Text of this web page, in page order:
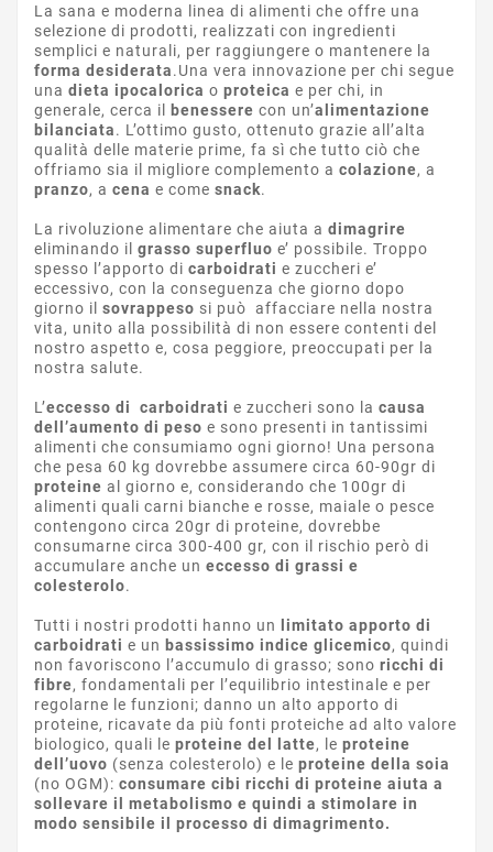
La sana e moderna linea di alimenti che offre una
selezione di prodotti, realizzati con ingredienti
semplici e naturali, per raggiungere o mantenere la
forma desiderata.Una vera innovazione per chi segue
una dieta ipocalorica o proteica e per chi, in
generale, cerca il benessere con un’alimentazione
bilanciata. L’ottimo gusto, ottenuto grazie all’alta
qualità delle materie prime, fa sì che tutto ciò che
offriamo sia il migliore complemento a colazione, a
pranzo, a cena e come snack.
La rivoluzione alimentare che aiuta a dimagrire
eliminando il grasso superfluo e’ possibile. Troppo
spesso l’apporto di carboidrati e zuccheri e’
eccessivo, con la conseguenza che giorno dopo
giorno il sovrappeso si può affacciare nella nostra
vita, unito alla possibilità di non essere contenti del
nostro aspetto e, cosa peggiore, preoccupati per la
nostra salute.
L’eccesso di carboidrati e zuccheri sono la causa
dell’aumento di peso e sono presenti in tantissimi
alimenti che consumiamo ogni giorno! Una persona
che pesa 60 kg dovrebbe assumere circa 60-90gr di
proteine al giorno e, considerando che 100gr di
alimenti quali carni bianche e rosse, maiale o pesce
contengono circa 20gr di proteine, dovrebbe
consumarne circa 300-400 gr, con il rischio però di
accumulare anche un eccesso di grassi e
colesterolo.
Tutti i nostri prodotti hanno un limitato apporto di
carboidrati e un bassissimo indice glicemico, quindi
non favoriscono l’accumulo di grasso; sono ricchi di
fibre, fondamentali per l’equilibrio intestinale e per
regolarne le funzioni; danno un alto apporto di
proteine, ricavate da più fonti proteiche ad alto valore
biologico, quali le proteine del latte, le proteine
dell’uovo (senza colesterolo) e le proteine della soia
(no OGM): consumare cibi ricchi di proteine aiuta a
sollevare il metabolismo e quindi a stimolare in
modo sensibile il processo di dimagrimento.